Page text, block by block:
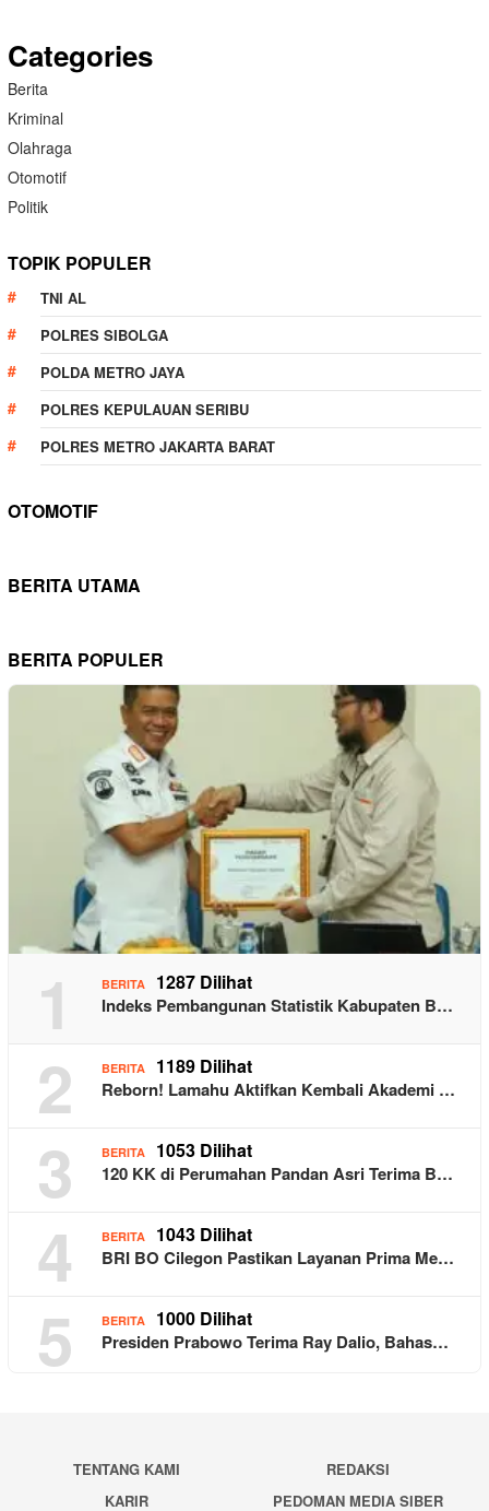
Categories
Berita
Kriminal
Olahraga
Otomotif
Politik
TOPIK POPULER
TNI AL
POLRES SIBOLGA
POLDA METRO JAYA
POLRES KEPULAUAN SERIBU
POLRES METRO JAKARTA BARAT
OTOMOTIF
BERITA UTAMA
BERITA POPULER
1 BERITA 1287 Dilihat
Indeks Pembangunan Statistik Kabupaten B…
2 BERITA 1189 Dilihat
Reborn! Lamahu Aktifkan Kembali Akademi …
3 BERITA 1053 Dilihat
120 KK di Perumahan Pandan Asri Terima B…
4 BERITA 1043 Dilihat
BRI BO Cilegon Pastikan Layanan Prima Me…
5 BERITA 1000 Dilihat
Presiden Prabowo Terima Ray Dalio, Bahas…
TENTANG KAMI
REDAKSI
KARIR
PEDOMAN MEDIA SIBER